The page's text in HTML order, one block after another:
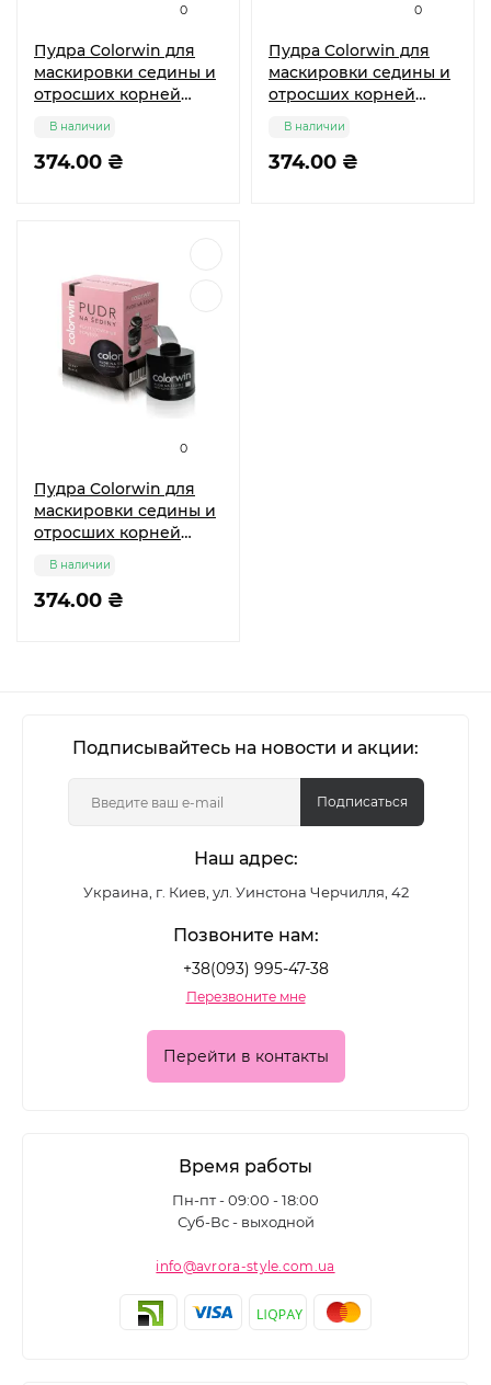
0
Пудра Colorwin для
маскировки седины и
отросших корней
374.00 ₴
В наличии
0
Пудра Colorwin для
маскировки седины и
отросших корней
374.00 ₴
В наличии
0
Пудра Colorwin для
маскировки седины и
отросших корней
374.00 ₴
В наличии
Подписывайтесь на новости и акции:
Подписаться
Наш адрес:
Украина, г. Киев, ул. Уинстона Черчилля, 42
Позвоните нам:
+38(093) 995-47-38
Перезвоните мне
Перейти в контакты
Время работы
Пн-пт - 09:00 - 18:00
Суб-Вс - выходной
info@avrora-style.com.ua